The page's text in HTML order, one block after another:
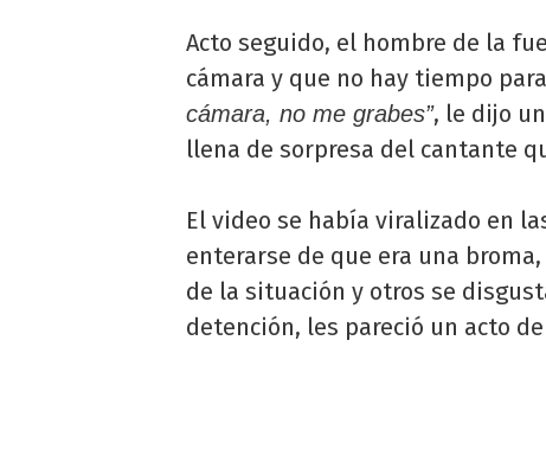
Acto seguido, el hombre de la
cámara y que no hay tiempo
cámara, no me grabes”, le dijo
llena de sorpresa del cantante
El video se había viralizado en
enterarse de que era una
de la situación y otros se
detención, les pareció un acto